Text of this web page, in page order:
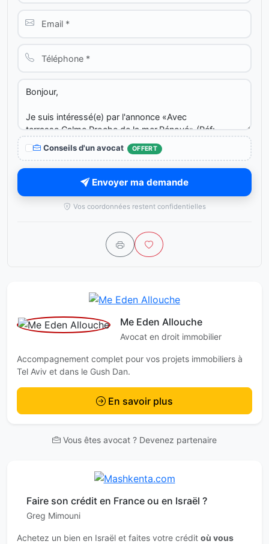
Conseils d'un avocat OFFERT
Envoyer ma demande
Vos coordonnées restent confidentielles
Me Eden Allouche
Avocat en droit immobilier
Accompagnement complet pour vos projets immobiliers à
Tel Aviv et dans le Gush Dan.
En savoir plus
Vous êtes avocat ? Devenez partenaire
Faire son crédit en France ou en Israël ?
Greg Mimouni
Achetez un bien en Israël et faites votre crédit où vous